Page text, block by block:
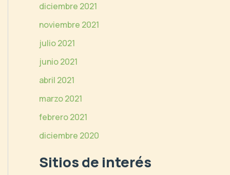
diciembre 2021
noviembre 2021
julio 2021
junio 2021
abril 2021
marzo 2021
febrero 2021
diciembre 2020
Sitios de interés